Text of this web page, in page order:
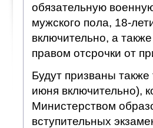
обязательную
мужского пола, 18-
включительно, а
правом отсрочки от
Будут призваны
июня включительно),
Министерством
вступительных